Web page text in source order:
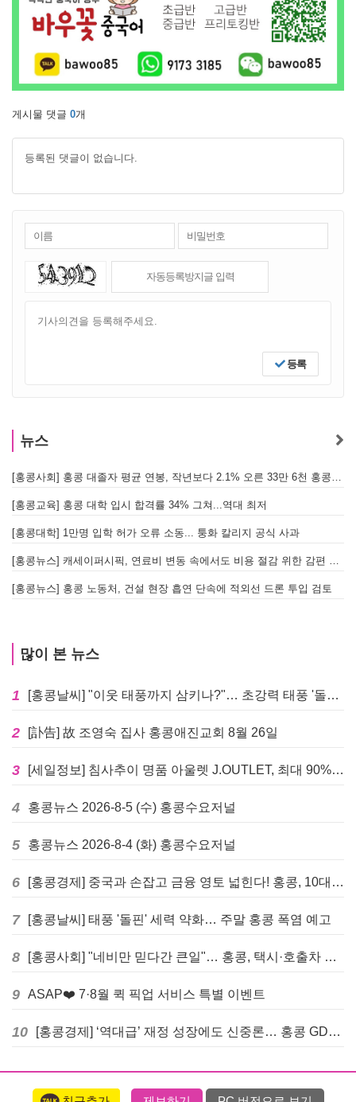
게시물 댓글 0개
등록된 댓글이 없습니다.
등록
뉴스
[홍콩교육] 홍콩 대학 입시 합격률 34% 그쳐...역대 최저
[홍콩대학] 1만명 입학 허가 오류 소동... 퉁화 칼리지 공식 사과
[홍콩뉴스] 홍콩 노동처, 건설 현장 흡연 단속에 적외선 드론 투입 검토
많이 본 뉴스
1 [홍콩날씨] "이웃 태풍까지 삼키나?"… 초강력 태풍 '돌핀' 세력 재확장
2 [訃告] 故 조영숙 집사 홍콩애진교회 8월 26일
3 [세일정보] 침사추이 명품 아울렛 J.OUTLET, 최대 90% 빅 세일 진행
4 홍콩뉴스 2026-8-5 (수) 홍콩수요저널
5 홍콩뉴스 2026-8-4 (화) 홍콩수요저널
6 [홍콩경제] 중국과 손잡고 금융 영토 넓힌다! 홍콩, 10대 신규 정책 발표
7 [홍콩날씨] 태풍 '돌핀' 세력 약화… 주말 홍콩 폭염 예고
8 [홍콩사회] "네비만 믿다간 큰일"… 홍콩, 택시·호출차 통합 시험 도입하며 규제 본격화
9 ASAP❤️ 7·8월 퀵 픽업 서비스 특별 이벤트
10 [홍콩경제] ‘역대급’ 재정 성장에도 신중론… 홍콩 GDP 전망 상향 속 “지정학적 리스크 경계”